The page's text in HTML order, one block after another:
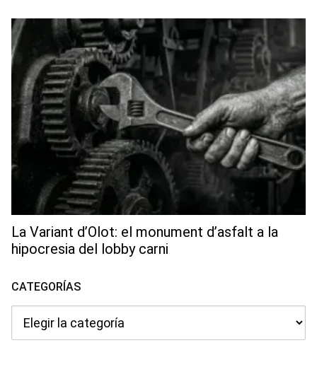
La Variant d’Olot: el monument d’asfalt a la
hipocresia del lobby carni
CATEGORÍAS